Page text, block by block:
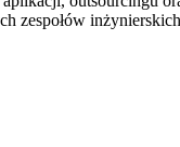
zespołów